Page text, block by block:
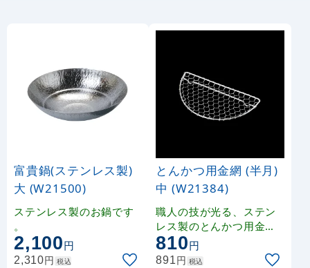
富貴鍋(ステンレス製)
大 (W21500)
ステンレス製のお鍋です
。
2,100円
2,310円 税込
とんかつ用金網 (半月)
中 (W21384)
職人の技が光る、ステン
レス製のとんかつ用金網
です。
810円
891円 税込